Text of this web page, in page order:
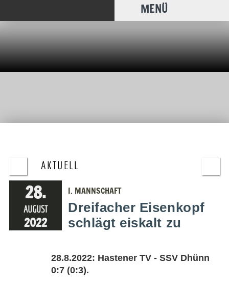
MENÜ
AKTUELL
28.
AUGUST
2022
I. MANNSCHAFT
Dreifacher Eisenkopf
schlägt eiskalt zu
28.8.2022: Hastener TV - SSV Dhünn
0:7 (0:3).